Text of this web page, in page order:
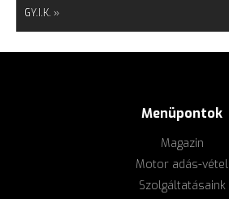
GY.I.K. »
Menüpontok
Magazin
Motor adás-vétel
Szolgáltatásaink